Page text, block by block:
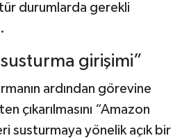
durumlarda gerekli
girişimi”
ardından görevine
çıkarılmasını “Amazon
susturmaya yönelik açık bir